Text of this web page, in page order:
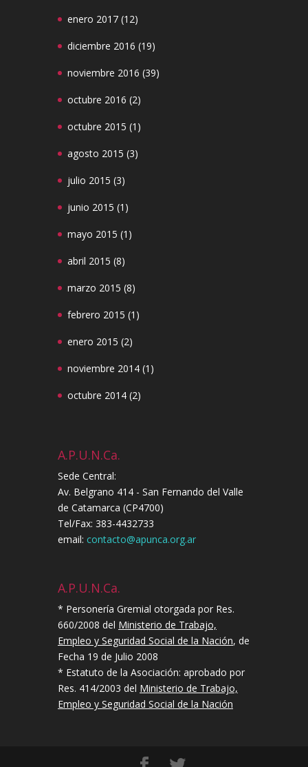
enero 2017 (12)
diciembre 2016 (19)
noviembre 2016 (39)
octubre 2016 (2)
octubre 2015 (1)
agosto 2015 (3)
julio 2015 (3)
junio 2015 (1)
mayo 2015 (1)
abril 2015 (8)
marzo 2015 (8)
febrero 2015 (1)
enero 2015 (2)
noviembre 2014 (1)
octubre 2014 (2)
A.P.U.N.Ca.
Sede Central:
Av. Belgrano 414 - San Fernando del Valle
de Catamarca (CP4700)
Tel/Fax: 383-4432733
email: contacto@apunca.org.ar
A.P.U.N.Ca.
* Personería Gremial otorgada por Res.
660/2008 del Ministerio de Trabajo,
Empleo y Seguridad Social de la Nación, de
Fecha 19 de Julio 2008
* Estatuto de la Asociación: aprobado por
Res. 414/2003 del Ministerio de Trabajo,
Empleo y Seguridad Social de la Nación